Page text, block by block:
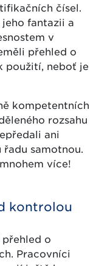
čísel.
fantazii a
v
přehled o
použití, neboť je
kompetentních
rozsahu
ani
samotnou.
více!
kontrolou
o
Pracovníci